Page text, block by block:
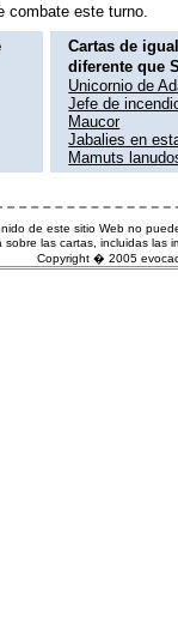
este turno.
Cartas de
diferente que
Unicornio de
Jefe de
Maucor
Jabalies en
Mamuts
de este sitio Web no
las cartas, incluidas las
Copyright � 2005